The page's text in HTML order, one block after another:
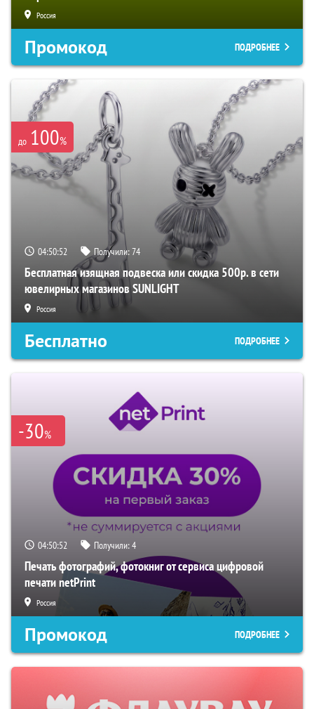
Россия
Промокод ПОДРОБНЕЕ
до 100%
04:50:51 Получили:74
Бесплатная изящная подвеска или скидка 500р. в сети
ювелирных магазинов SUNLIGHT
Россия
Бесплатно ПОДРОБНЕЕ
-30%
04:50:51 Получили:4
Печать фотографий, фотокниг от сервиса цифровой
печати netPrint
Россия
Промокод ПОДРОБНЕЕ